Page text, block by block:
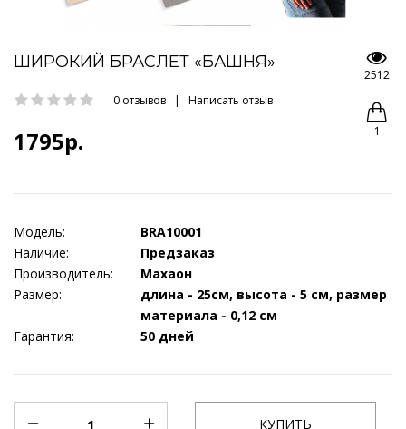
ШИРОКИЙ БРАСЛЕТ «БАШНЯ»
0 отзывов | Написать отзыв
1795р.
2512
1
Модель:
BRA10001
Наличие:
Предзаказ
Производитель:
Махаон
Размер:
длина - 25см, высота - 5 см, размер
материала - 0,12 см
Гарантия:
50 дней